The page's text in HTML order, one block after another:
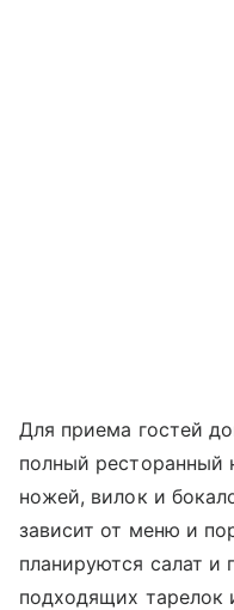
Для приема гостей
полный ресторанный
ножей, вилок и
зависит от меню и
планируются салат и
подходящих тарелок